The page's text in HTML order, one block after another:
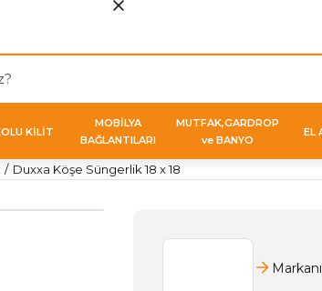
KİLİT
MOBİLYA
BAĞLANTILARI
MUTFAK,GARDROP
ve BANYO
EL
Duxxa Köşe Süngerlik 18 x 18